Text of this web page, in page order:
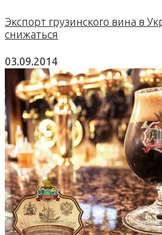
Экспорт грузинского вина в
снижаться
03.09.2014